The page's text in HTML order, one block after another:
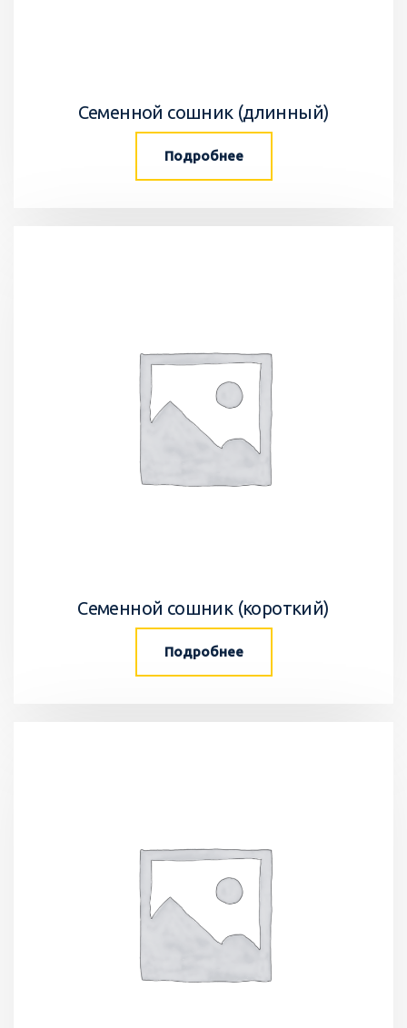
Семенной сошник (длинный)
Подробнее
Семенной сошник (короткий)
Подробнее